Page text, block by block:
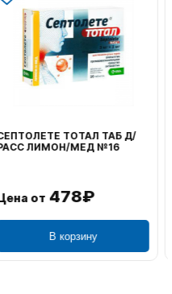
ФЕНИСТИЛ ГЕЛЬ НАРУЖ
0,1% 50Г
Цена от749₽
В корзину